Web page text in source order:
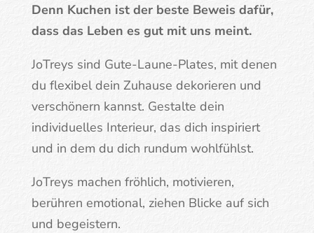
Denn Kuchen ist der beste Beweis dafür,
dass das Leben es gut mit uns meint.
JoTreys sind Gute-Laune-Plates, mit denen
du flexibel dein Zuhause dekorieren und
verschönern kannst. Gestalte dein
individuelles Interieur, das dich inspiriert
und in dem du dich rundum wohlfühlst.
JoTreys machen fröhlich, motivieren,
berühren emotional, ziehen Blicke auf sich
und begeistern.